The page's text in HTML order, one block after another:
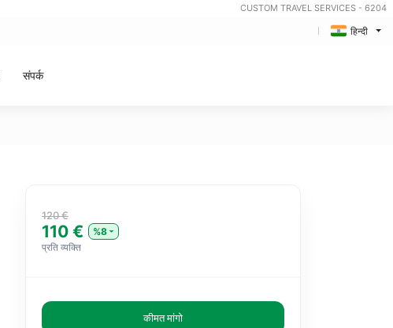
CUSTOM TRAVEL SERVICES - 6204
हिन्दी
संपर्क
120 €
110 €
%8
प्रति व्यक्ति
कीमत मांगो